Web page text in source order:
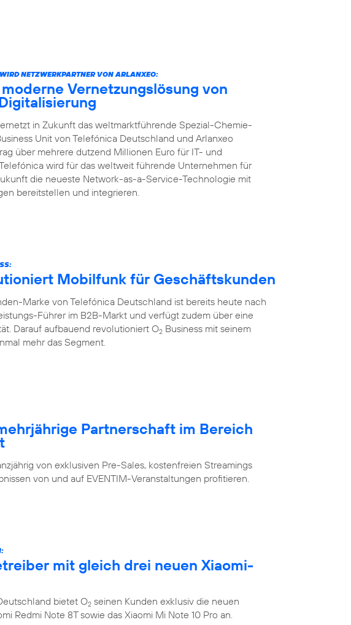
NETZWERKPARTNER VON ARLANXEO:
Vernetzungslösung von
in Zukunft das weltmarktführende Spezial-Chemie-
Unit von Telefónica Deutschland und Arlanxeo
über mehrere dutzend Millionen Euro für IT- und
wird für das weltweit führende Unternehmen für
die neueste Network-as-a-Service-Technologie mit
bereitstellen und integrieren.
Mobilfunk für Geschäftskunden
Marke von Telefónica Deutschland ist bereits heute nach
Führer im B2B-Markt und verfügt zudem über eine
Darauf aufbauend revolutioniert O2 Business mit seinem
mehr das Segment.
Partnerschaft im Bereich
von exklusiven Pre-Sales, kostenfreien Streamings
von und auf EVENTIM-Veranstaltungen profitieren.
mit gleich drei neuen Xiaomi-
bietet O2 seinen Kunden exklusiv die neuen
Redmi Note 8T sowie das Xiaomi Mi Note 10 Pro an.